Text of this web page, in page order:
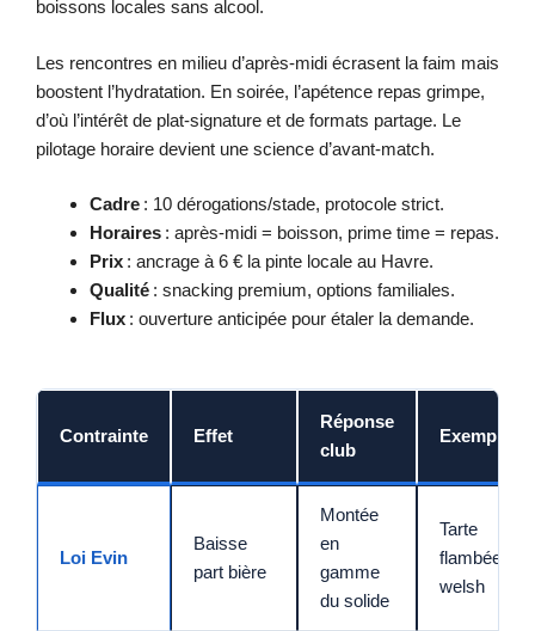
boissons locales sans alcool.
Les rencontres en milieu d’après-midi écrasent la faim mais
boostent l’hydratation. En soirée, l’apétence repas grimpe,
d’où l’intérêt de plat-signature et de formats partage. Le
pilotage horaire devient une science d’avant-match.
Cadre : 10 dérogations/stade, protocole strict.
Horaires : après-midi = boisson, prime time = repas.
Prix : ancrage à 6 € la pinte locale au Havre.
Qualité : snacking premium, options familiales.
Flux : ouverture anticipée pour étaler la demande.
Contrainte Effet
Réponse
club
Exemple
Loi Evin
Baisse
part bière
Montée
en
gamme
du solide
Tarte
flambée,
welsh